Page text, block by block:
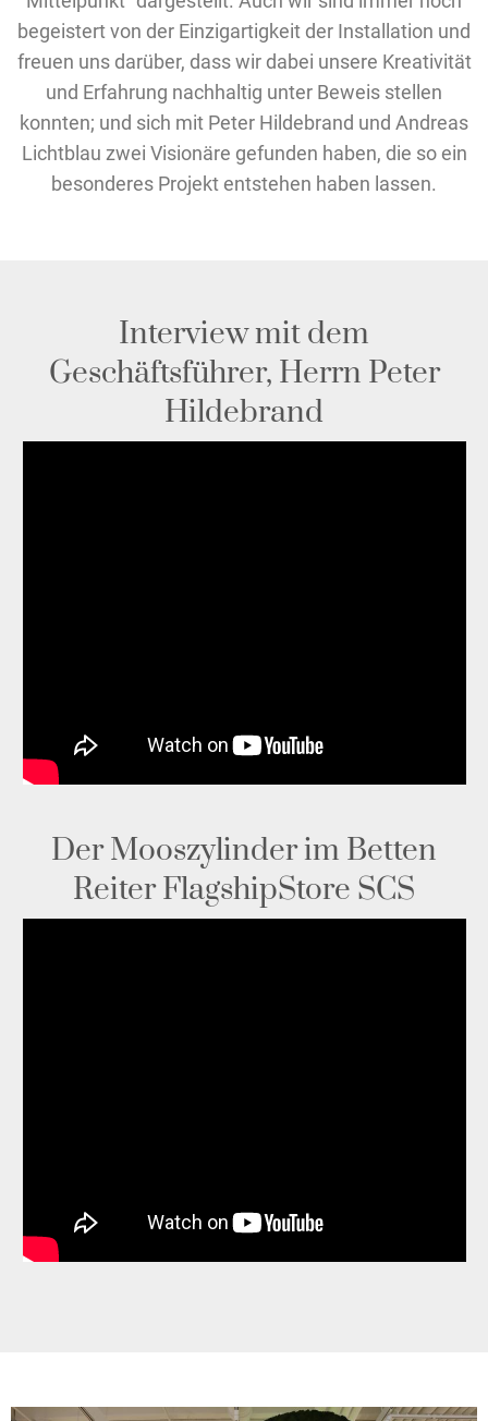
begeistert von der Einzigartigkeit der Installation und
freuen uns darüber, dass wir dabei unsere Kreativität
und Erfahrung nachhaltig unter Beweis stellen
konnten; und sich mit Peter Hildebrand und Andreas
Lichtblau zwei Visionäre gefunden haben, die so ein
besonderes Projekt entstehen haben lassen.
Interview mit dem
Geschäftsführer, Herrn Peter
Hildebrand
Der Mooszylinder im Betten
Reiter FlagshipStore SCS